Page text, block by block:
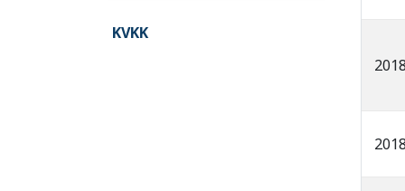
KVKK
2018
2018